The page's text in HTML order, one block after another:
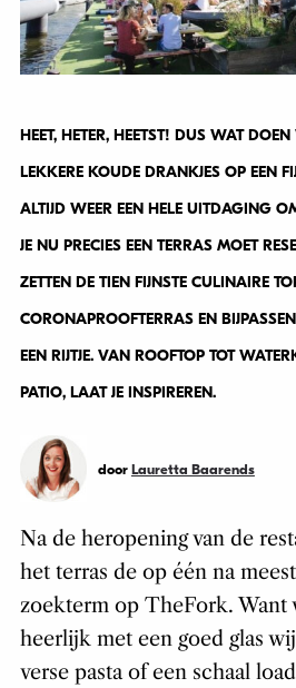
HEET, HETER, HEETST! DUS WAT
LEKKERE KOUDE DRANKJES OP EEN
ALTIJD WEER EEN HELE UITDAGING
JE NU PRECIES EEN TERRAS MOET
ZETTEN DE TIEN FIJNSTE CULINAIRE
CORONAPROOFTERRAS EN
EEN RIJTJE. VAN ROOFTOP TOT
PATIO, LAAT JE INSPIREREN.
door Lauretta Baarends
Na de heropening van de
het terras de op één na
zoekterm op TheFork. Want
heerlijk met een goed glas
verse pasta of een schaal